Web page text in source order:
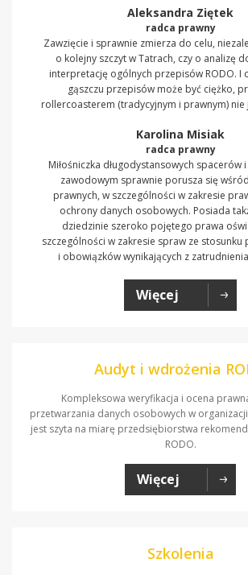
Aleksandra Ziętek
radca prawny
Zawzięcie i sprawnie zmierza do celu,
o kolejny szczyt w Tatrach, czy o analizę
interpretację ogólnych przepisów RODO. I
gąszczu przepisów może być ciężko,
rollercoasterem (tradycyjnym i prawnym) nie
Karolina Misiak
radca prawny
Miłośniczka długodystansowych spacerów
zawodowym sprawnie porusza się
prawnych, w szczególności w zakresie
ochrony danych osobowych. Posiada
dziedzinie szeroko pojętego prawa
szczególności w zakresie spraw ze stosunku
i obowiązków wynikających z
Więcej
Audyt i wdrożenia
Kompleksowa weryfikacja i ocena
przetwarzania danych osobowych w
jest szyta na miarę przedsiębiorstwa
RODO.
Więcej
Szkolenia